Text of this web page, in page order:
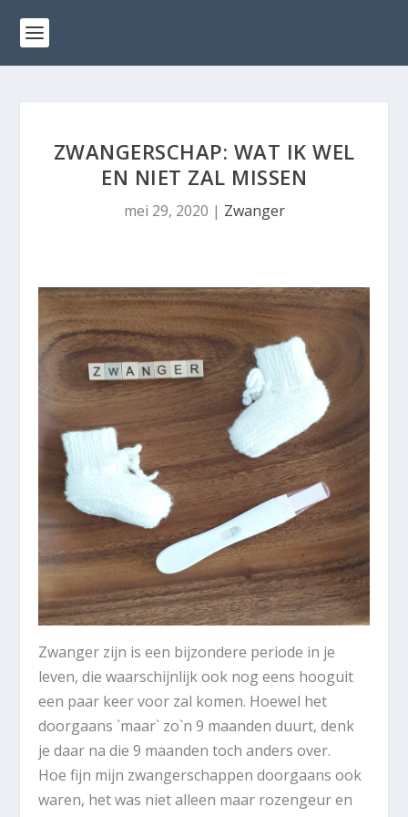
ZWANGERSCHAP: WAT IK WEL
EN NIET ZAL MISSEN
mei 29, 2020 | Zwanger
Zwanger zijn is een bijzondere periode in je
leven, die waarschijnlijk ook nog eens hooguit
een paar keer voor zal komen. Hoewel het
doorgaans `maar` zo`n 9 maanden duurt, denk
je daar na die 9 maanden toch anders over.
Hoe fijn mijn zwangerschappen doorgaans ook
waren, het was niet alleen maar rozengeur en